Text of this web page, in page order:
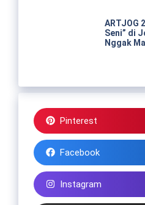
ARTJOG
Seni” di
Nggak
Pinterest
Facebook
Instagram